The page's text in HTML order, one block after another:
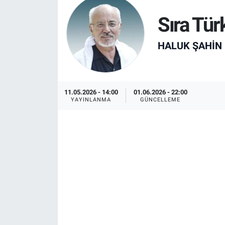
Sıra
HALUK ŞAHIN
11.05.2026 - 14:00
YAYINLANMA
01.06.2026 - 22:00
GÜNCELLEME
Resmi İlanlar
Resmi Reklam